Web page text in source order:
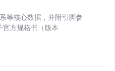
等核心数据，并附引脚参
官方规格书（版本